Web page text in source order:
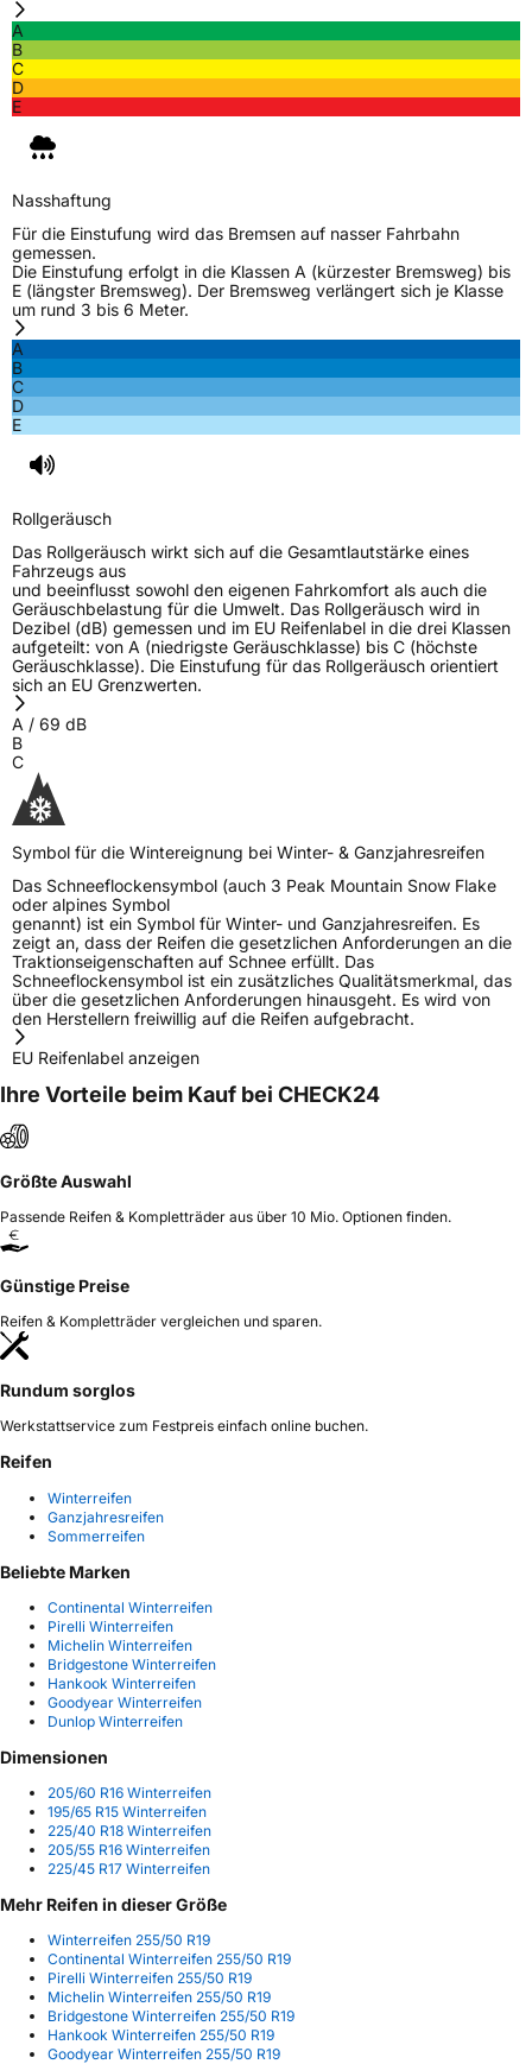
Nasshaftung
Fahrzeugklasse
EisgripNein
EPREL ID 2330452
Allgemeine Produktsicherheit (GPSR)
A
B
C
D
E
Nasshaftung
Für die Einstufung wird das Bremsen auf nasser Fahrbahn
gemessen.
Die Einstufung erfolgt in die Klassen A (kürzester Bremsweg) bis
E (längster Bremsweg). Der Bremsweg verlängert sich je Klasse
um rund 3 bis 6 Meter.
A
B
C
D
E
Rollgeräusch
Das Rollgeräusch wirkt sich auf die Gesamtlautstärke eines
Fahrzeugs aus
und beeinflusst sowohl den eigenen Fahrkomfort als auch die
Geräuschbelastung für die Umwelt. Das Rollgeräusch wird in
Dezibel (dB) gemessen und im EU Reifenlabel in die drei Klassen
aufgeteilt: von A (niedrigste Geräuschklasse) bis C (höchste
Geräuschklasse). Die Einstufung für das Rollgeräusch orientiert
sich an EU Grenzwerten.
A / 69 dB
B
C
Symbol für die Wintereignung bei Winter- & Ganzjahresreifen
Das Schneeflockensymbol (auch 3 Peak Mountain Snow Flake
oder alpines Symbol
genannt) ist ein Symbol für Winter- und Ganzjahresreifen. Es
zeigt an, dass der Reifen die gesetzlichen Anforderungen an die
Traktionseigenschaften auf Schnee erfüllt. Das
Schneeflockensymbol ist ein zusätzliches Qualitätsmerkmal, das
über die gesetzlichen Anforderungen hinausgeht. Es wird von
den Herstellern freiwillig auf die Reifen aufgebracht.
EU Reifenlabel anzeigen
Ihre Vorteile beim Kauf bei CHECK24
Größte Auswahl
Passende Reifen & Kompletträder aus über 10 Mio. Optionen finden.
Günstige Preise
Reifen & Kompletträder vergleichen und sparen.
Rundum sorglos
Werkstattservice zum Festpreis einfach online buchen.
Reifen
Winterreifen
Ganzjahresreifen
Sommerreifen
Beliebte Marken
Continental Winterreifen
Pirelli Winterreifen
Michelin Winterreifen
Bridgestone Winterreifen
Hankook Winterreifen
Goodyear Winterreifen
Dunlop Winterreifen
Dimensionen
205/60 R16 Winterreifen
195/65 R15 Winterreifen
225/40 R18 Winterreifen
205/55 R16 Winterreifen
225/45 R17 Winterreifen
Mehr Reifen in dieser Größe
Winterreifen 255/50 R19
Continental Winterreifen 255/50 R19
Pirelli Winterreifen 255/50 R19
Michelin Winterreifen 255/50 R19
Bridgestone Winterreifen 255/50 R19
Hankook Winterreifen 255/50 R19
Goodyear Winterreifen 255/50 R19